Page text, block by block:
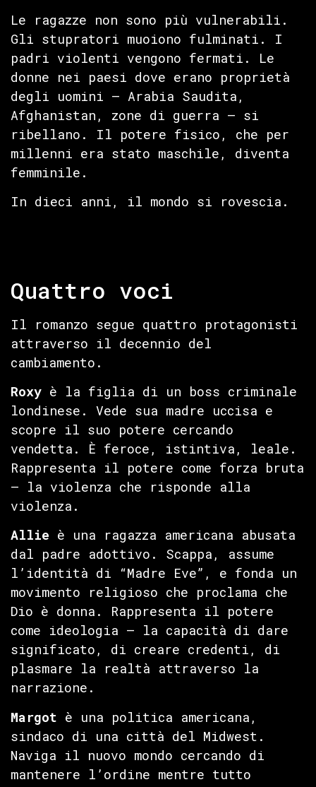
Le ragazze non sono più vulnerabili.
Gli stupratori muoiono fulminati. I
padri violenti vengono fermati. Le
donne nei paesi dove erano proprietà
degli uomini — Arabia Saudita,
Afghanistan, zone di guerra — si
ribellano. Il potere fisico, che per
millenni era stato maschile, diventa
femminile.
In dieci anni, il mondo si rovescia.
Quattro voci
Il romanzo segue quattro protagonisti
attraverso il decennio del
cambiamento.
Roxy è la figlia di un boss criminale
londinese. Vede sua madre uccisa e
scopre il suo potere cercando
vendetta. È feroce, istintiva, leale.
Rappresenta il potere come forza bruta
— la violenza che risponde alla
violenza.
Allie è una ragazza americana abusata
dal padre adottivo. Scappa, assume
l’identità di “Madre Eve”, e fonda un
movimento religioso che proclama che
Dio è donna. Rappresenta il potere
come ideologia — la capacità di dare
significato, di creare credenti, di
plasmare la realtà attraverso la
narrazione.
Margot è una politica americana,
sindaco di una città del Midwest.
Naviga il nuovo mondo cercando di
mantenere l’ordine mentre tutto